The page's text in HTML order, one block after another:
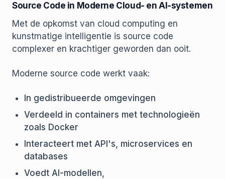
Source Code in Moderne Cloud- en AI-systemen
Met de opkomst van cloud computing en
kunstmatige intelligentie is source code
complexer en krachtiger geworden dan ooit.
Moderne source code werkt vaak:
In gedistribueerde omgevingen
Verdeeld in containers met technologieën
zoals Docker
Interacteert met API's, microservices en
databases
Voedt AI-modellen,